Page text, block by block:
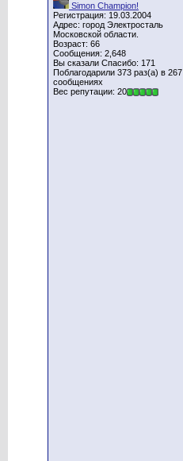
Simon Champion!
Регистрация: 19.03.2004
Адрес: город Электросталь
Московской области.
Возраст: 66
Сообщения: 2,648
Вы сказали Спасибо: 171
Поблагодарили 373 раз(а) в 267
сообщениях
Вес репутации: 20